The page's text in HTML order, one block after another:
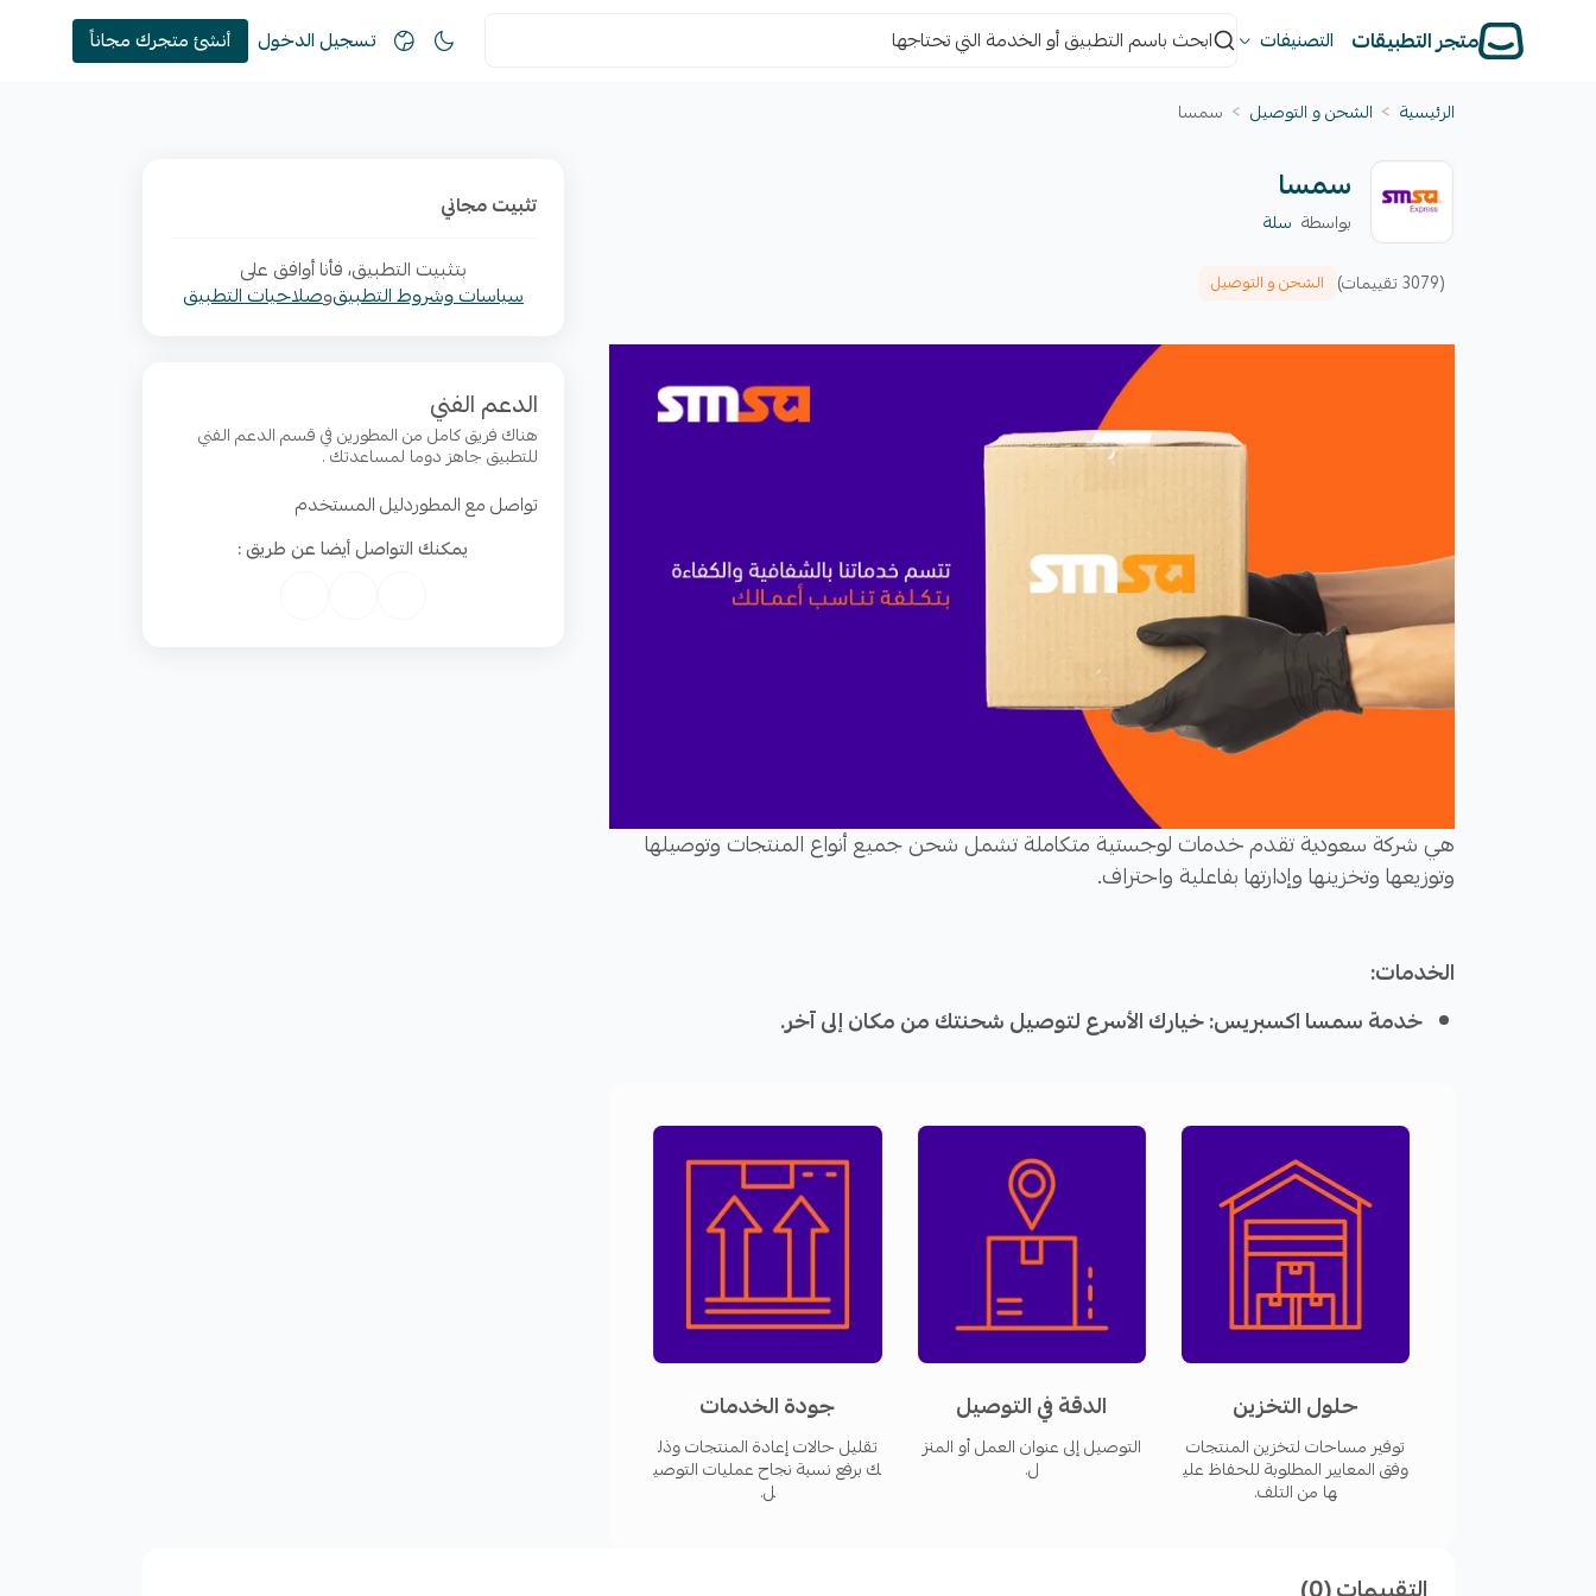
متجر التطبيقات التصنيفات تسجيل الدخول أنشئ متجرك مجاناً
الرئيسية > الشحن و التوصيل > سمسا
سمسا
بواسطة سلة
(3079 تقييمات) الشحن و التوصيل
هي شركة سعودية تقدم خدمات لوجستية متكاملة تشمل شحن جميع أنواع المنتجات وتوصيلها
وتوزيعها وتخزينها وإدارتها بفاعلية واحتراف.
الخدمات:
خدمة سمسا اكسبريس: خيارك الأسرع لتوصيل شحنتك من مكان إلى آخر.
خدمات التجارة الإلكترونية:توفر واجهة سهلة الاستخدام وأدوات تتبع الشحنات وإدارة حركة
البضائع الصادرة والواردة بشكل فوري.
خدمة التوصيل للميل الأخير (last mile delivery): أي تسليم المنتج إلى العميل النهائي للمتجر
الإلكتروني.
لا تتوفر خدمة الدفع عند الاستلام.
شحنة لكل يوم.
الأسعار:
قيمة التوصيل 25 ريالًا لأول 15كجم، ويتم احتساب 2 ريال لكل 1 كجم إضافي.
تثبيت مجاني
بتثبيت التطبيق، فأنا أوافق على
سياسات وشروط التطبيقوصلاحيات التطبيق
الدعم الفني
هناك فريق كامل من المطورين في قسم الدعم الفني
للتطبيق جاهز دوما لمساعدتك .
تواصل مع المطوردليل المستخدم
يمكنك التواصل أيضا عن طريق :
حلول التخزين
توفير مساحات لتخزين المنتجات
وفق المعايير المطلوبة للحفاظ علي
ها من التلف.
الدقة في التوصيل
التوصيل إلى عنوان العمل أو المنز
ل.
جودة الخدمات
تقليل حالات إعادة المنتجات وذل
ك برفع نسبة نجاح عمليات التوصي
ل.